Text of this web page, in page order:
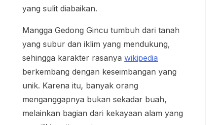
yang sulit diabaikan.
Mangga Gedong Gincu tumbuh dari tanah
yang subur dan iklim yang mendukung,
sehingga karakter rasanya wikipedia
berkembang dengan keseimbangan yang
unik. Karena itu, banyak orang
menganggapnya bukan sekadar buah,
melainkan bagian dari kekayaan alam yang